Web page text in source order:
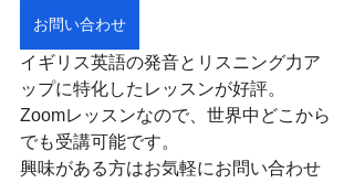
お問い合わせ
イギリス英語の発音とリスニング力ア
ップに特化したレッスンが好評。
Zoomレッスンなので、世界中どこから
でも受講可能です。
興味がある方はお気軽にお問い合わせ